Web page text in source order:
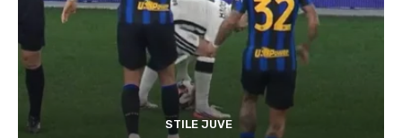
STILE JUVE